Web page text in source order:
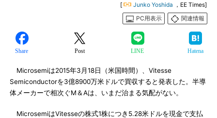
[ Junko Yoshida ，EE Times]
PC用表示
関連情報
Share Post LINE Hatena
Microsemiは2015年3月18日（米国時間）、Vitesse
Semiconductorを3億8900万米ドルで買収すると発表した。半導
体メーカーで相次ぐM＆Aは、いまだ治まる気配がない。
MicrosemiはVitesseの株式1株につき5.28米ドルを現金で支払